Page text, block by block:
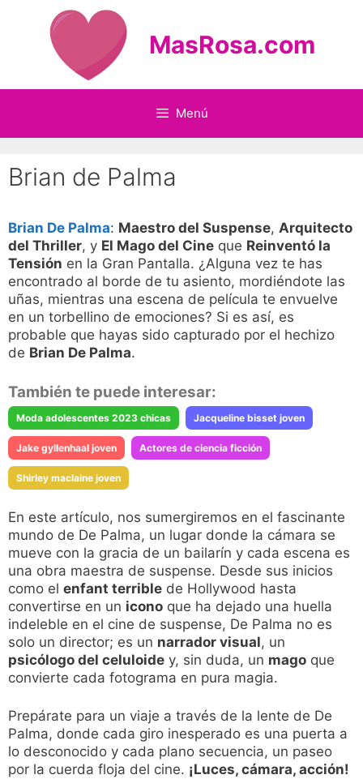
contenido
MasRosa.com
Menú
Brian de Palma
Brian De Palma: Maestro del Suspense, Arquitecto
del Thriller, y El Mago del Cine que Reinventó la
Tensión en la Gran Pantalla. ¿Alguna vez te has
encontrado al borde de tu asiento, mordiéndote las
uñas, mientras una escena de película te envuelve
en un torbellino de emociones? Si es así, es
probable que hayas sido capturado por el hechizo
de Brian De Palma.
También te puede interesar:
Moda adolescentes 2023 chicas Jacqueline bisset joven
Jake gyllenhaal joven Actores de ciencia ficción
Shirley maclaine joven
En este artículo, nos sumergiremos en el fascinante
mundo de De Palma, un lugar donde la cámara se
mueve con la gracia de un bailarín y cada escena es
una obra maestra de suspense. Desde sus inicios
como el enfant terrible de Hollywood hasta
convertirse en un icono que ha dejado una huella
indeleble en el cine de suspense, De Palma no es
solo un director; es un narrador visual, un
psicólogo del celuloide y, sin duda, un mago que
convierte cada fotograma en pura magia.
Prepárate para un viaje a través de la lente de De
Palma, donde cada giro inesperado es una puerta a
lo desconocido y cada plano secuencia, un paseo
por la cuerda floja del cine. ¡Luces, cámara, acción!